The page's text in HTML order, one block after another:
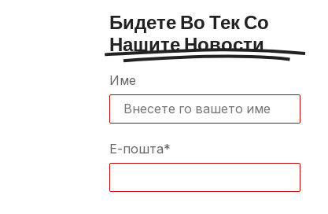
Бидете Во Тек Со
Нашите Новости
Име
Е-пошта*